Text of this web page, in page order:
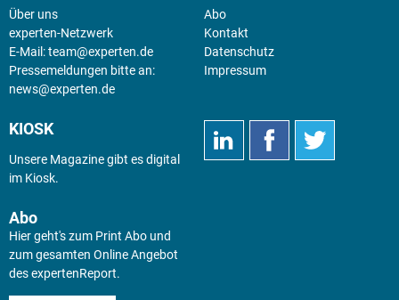
Über uns
experten-Netzwerk
E-Mail:team@experten.de
Pressemeldungen bitte an:
news@experten.de
Abo
Kontakt
Datenschutz
Impressum
KIOSK
Unsere Magazine gibt es digital
im Kiosk.
Abo
Hier geht's zum Print Abo und
zum gesamten Online Angebot
des expertenReport.